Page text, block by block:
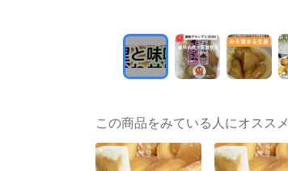
この商品をみている人にオススメ